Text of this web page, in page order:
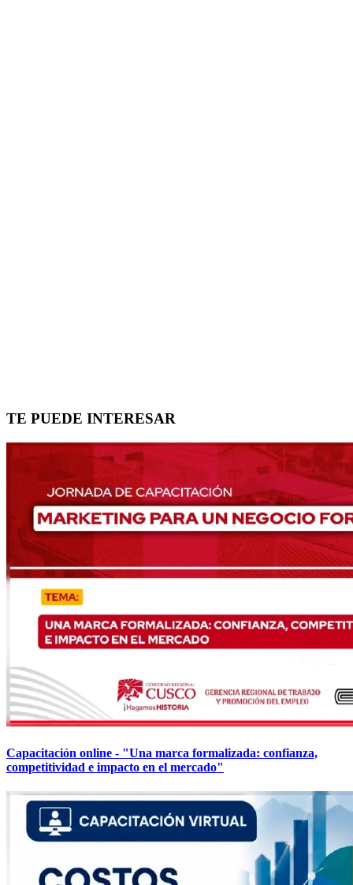
TE PUEDE INTERESAR
Capacitación online - "Una marca formalizada: confianza,
competitividad e impacto en el mercado"